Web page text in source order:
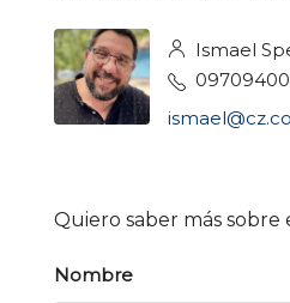
Ismael
Quiero saber más sobre
Nombre